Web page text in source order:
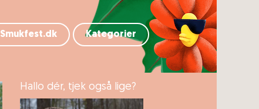
Smukfest.dk Kategorier
Hallo dér, tjek også lige?